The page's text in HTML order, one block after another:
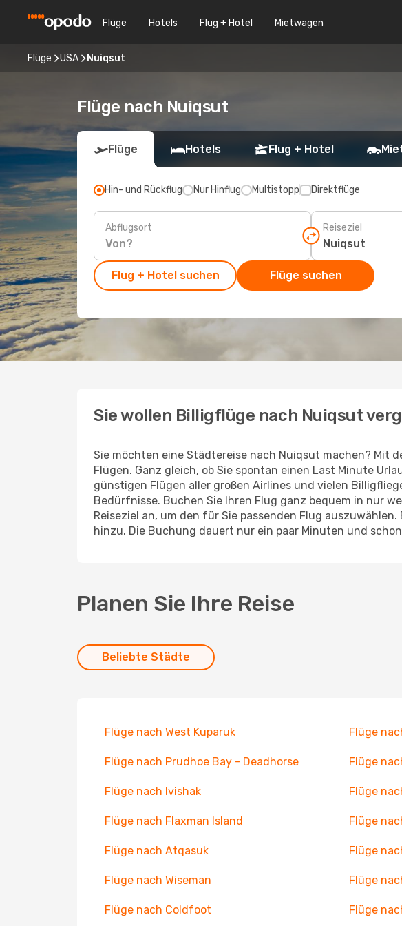
Flüge Hotels Flug + Hotel Mietwagen
Flüge USA Nuiqsut
Flüge nach Nuiqsut
Flüge Hotels Flug + Hotel
Hin- und Rückflug Nur Hinflug Multistopp Direktflüge
Abflugsort Reiseziel
Flug + Hotel suchen Flüge suchen
Sie wollen Billigflüge nach Nuiqsut
Sie möchten eine Städtereise nach Nuiqsut machen? Mit
Flügen. Ganz gleich, ob Sie spontan einen Last Minute
günstigen Flügen aller großen Airlines und vielen
Bedürfnisse. Buchen Sie Ihren Flug ganz bequem in nur
Reiseziel an, um den für Sie passenden Flug
hinzu. Die Buchung dauert nur ein paar Minuten und
Planen Sie Ihre Reise
Beliebte Städte
Flüge nach West Kuparuk Flüge
Flüge nach Prudhoe Bay - Deadhorse Flüge
Flüge nach Ivishak Flüge
Flüge nach Flaxman Island Flüge
Flüge nach Atqasuk Flüge
Flüge nach Wiseman Flüge
Flüge nach Coldfoot Flüge